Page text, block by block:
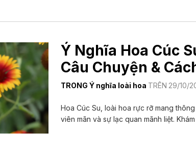
Ý Nghĩa Hoa Cúc
Câu Chuyện &
TRONG Ý nghĩa loài hoa TRÊN 29/10/
Hoa Cúc Su, loài hoa rực rỡ mang
viên mãn và sự lạc quan mãnh liệt. Khám